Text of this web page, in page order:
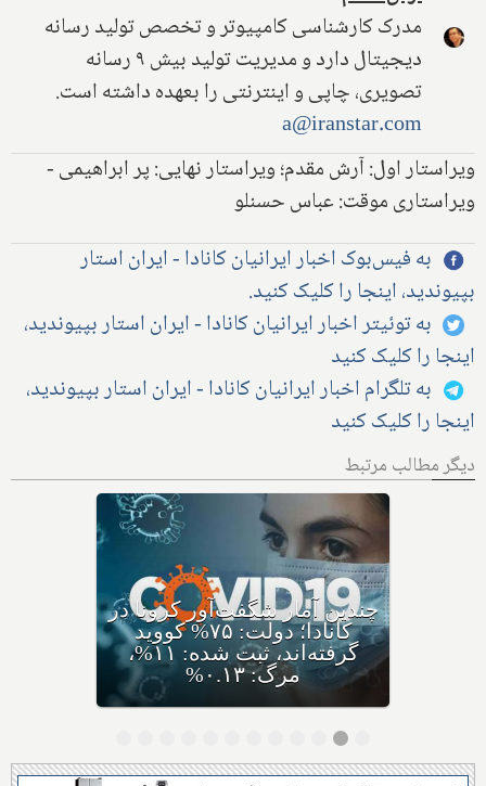
مدرک کارشناسی کامپیوتر و تخصص تولید رسانه
دیجیتال دارد و مدیریت تولید بیش ۹ رسانه
تصویری، چاپی و اینترنتی را بعهده داشته است.
a@iranstar.com
ویراستار اول: آرش مقدم؛ ویراستار نهایی: پر ابراهیمی -
ویراستاری موقت: عباس حسنلو
به فیس‌بوک اخبار ایرانیان کانادا - ایران استار
بپیوندید، اینجا را کلیک کنید.
به توئیتر اخبار ایرانیان کانادا - ایران استار بپیوندید،
اینجا را کلیک کنید
به تلگرام اخبار ایرانیان کانادا - ایران استار بپیوندید،
اینجا را کلیک کنید
دیگر مطالب مرتبط
کرونای جدید ایی‌جی ۵ با نام
مختصر اریس ظهور کرده،
متخصصان: سریعا واکسن بزنید